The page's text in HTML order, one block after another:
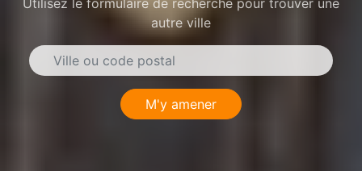
Utilisez le formulaire de recherche pour trouver une
autre ville
M'y amener